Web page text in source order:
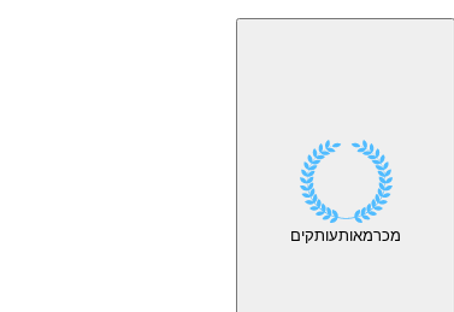
מכרמאותעותקים